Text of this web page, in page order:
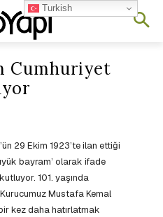
Cumhuriyet
29 Ekim 1923’te ilan ettiği
bayram’ olarak ifade
101. yaşında
Kurucumuz Mustafa Kemal
kez daha hatırlatmak
Turkish